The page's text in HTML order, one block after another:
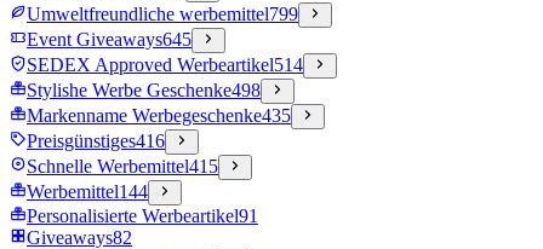
Umweltfreundliche werbemittel799
Event Giveaways645
SEDEX Approved Werbeartikel514
Stylishe Werbe Geschenke498
Markenname Werbegeschenke435
Preisgünstiges416
Schnelle Werbemittel415
Werbemittel144
Personalisierte Werbeartikel91
Giveaways82